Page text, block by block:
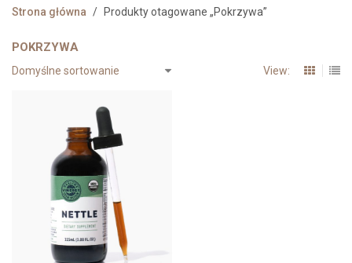
Strona główna / Produkty otagowane „Pokrzywa”
POKRZYWA
View: